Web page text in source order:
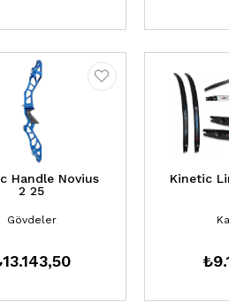
Handle Novius
2 25
Gövdeler
Kinetic